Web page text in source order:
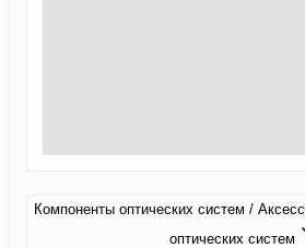
Компоненты оптических систем /
оптических систем